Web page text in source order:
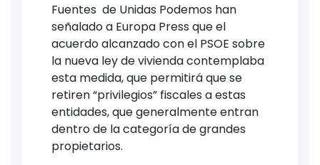
Fuentes de Unidas Podemos han
señalado a Europa Press que el
acuerdo alcanzado con el PSOE sobre
la nueva ley de vivienda contemplaba
esta medida, que permitirá que se
retiren “privilegios” fiscales a estas
entidades, que generalmente entran
dentro de la categoría de grandes
propietarios.